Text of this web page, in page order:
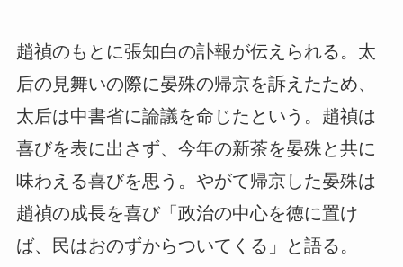
趙禎のもとに張知白の訃報が伝えられる。太
后の見舞いの際に晏殊の帰京を訴えたため、
太后は中書省に論議を命じたという。趙禎は
喜びを表に出さず、今年の新茶を晏殊と共に
味わえる喜びを思う。やがて帰京した晏殊は
趙禎の成長を喜び「政治の中心を徳に置け
ば、民はおのずからついてくる」と語る。